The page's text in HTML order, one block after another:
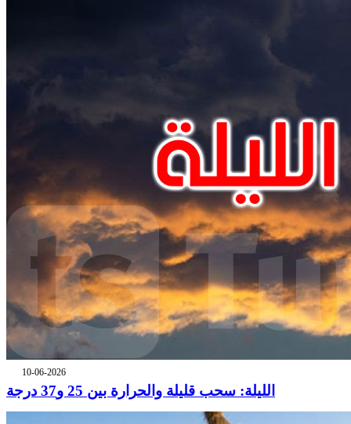
10-06-2026
الليلة: سحب قليلة والحرارة بين 25 و37 درجة